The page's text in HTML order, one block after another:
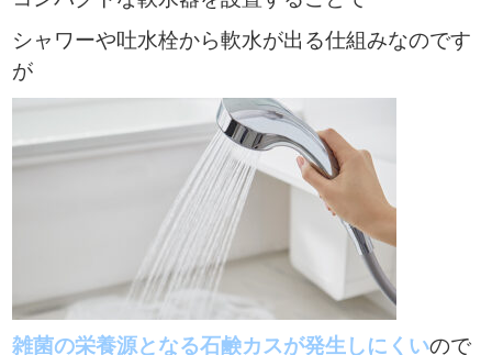
シャワーや吐水栓から軟水が出る仕組みなのです
が
雑菌の栄養源となる石鹸カスが発生しにくいので